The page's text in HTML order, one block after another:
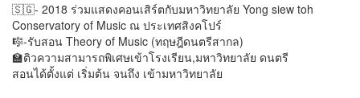
🇸🇬- 2018 ร่วมแสดงคอนเสิร์ตกับมหาวิทยาลัย Yong siew toh
Conservatory of Music ณ ประเทศสิงคโปร์
🎼-รับสอน Theory of Music (ทฤษฎีดนตรีสากล)
🏫ติวความสามารถพิเศษเข้าโรงเรียน,มหาวิทยาลัย ดนตรี
สอนได้ตั้งแต่ เริ่มต้น จนถึง เข้ามหาวิทยาลัย